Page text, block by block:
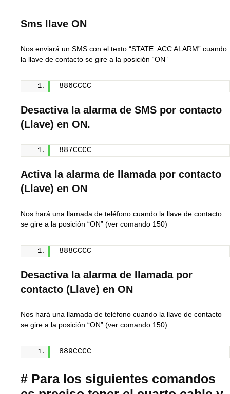
Sms llave ON
Nos enviará un SMS con el texto “STATE: ACC ALARM” cuando
la llave de contacto se gire a la posición “ON”
886CCCC
Desactiva la alarma de SMS por contacto
(Llave) en ON.
887CCCC
Activa la alarma de llamada por contacto
(Llave) en ON
Nos hará una llamada de teléfono cuando la llave de contacto
se gire a la posición “ON” (ver comando 150)
888CCCC
Desactiva la alarma de llamada por
contacto (Llave) en ON
Nos hará una llamada de teléfono cuando la llave de contacto
se gire a la posición “ON” (ver comando 150)
889CCCC
# Para los siguientes comandos